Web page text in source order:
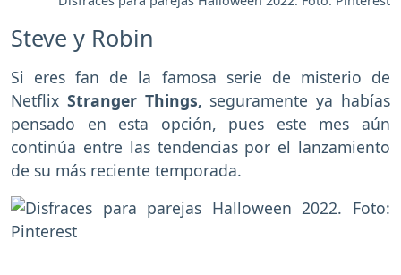
Steve y Robin
Si eres fan de la famosa serie de misterio de
Netflix Stranger Things, seguramente ya habías
pensado en esta opción, pues este mes aún
continúa entre las tendencias por el lanzamiento
de su más reciente temporada.